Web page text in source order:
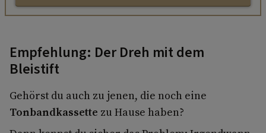
Empfehlung: Der Dreh mit dem
Bleistift
Gehörst du auch zu jenen, die noch eine
Tonbandkassette zu Hause haben?